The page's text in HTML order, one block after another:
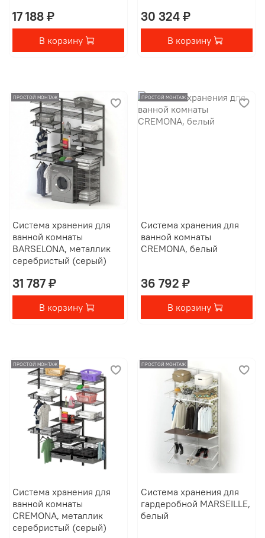
17 188 ₽
В корзину
30 324 ₽
В корзину
ПРОСТОЙ МОНТАЖ
Система хранения для
ванной комнаты
BARSELONA, металлик
серебристый (серый)
31 787 ₽
В корзину
ПРОСТОЙ МОНТАЖ
Система хранения для
ванной комнаты
CREMONA, белый
36 792 ₽
В корзину
ПРОСТОЙ МОНТАЖ
Система хранения для
ванной комнаты
CREMONA, металлик
серебристый (серый)
ПРОСТОЙ МОНТАЖ
Система хранения для
гардеробной MARSEILLE,
белый